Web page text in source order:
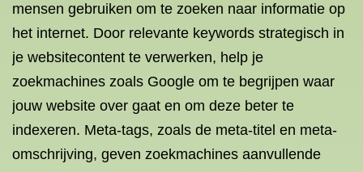
mensen gebruiken om te zoeken naar informatie op
het internet. Door relevante keywords strategisch in
je websitecontent te verwerken, help je
zoekmachines zoals Google om te begrijpen waar
jouw website over gaat en om deze beter te
indexeren. Meta-tags, zoals de meta-titel en meta-
omschrijving, geven zoekmachines aanvullende